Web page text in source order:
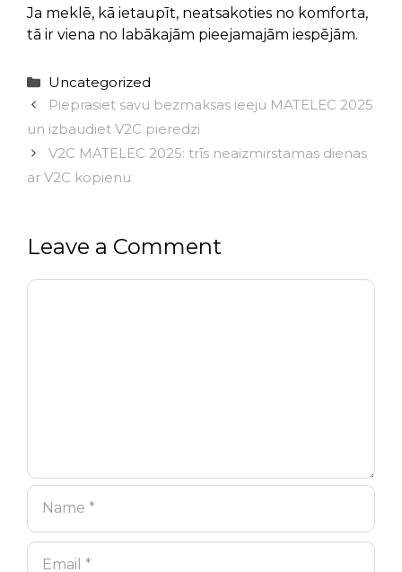
Ja meklē, kā ietaupīt, neatsakoties no komforta,
tā ir viena no labākajām pieejamajām iespējām.
Categories
Uncategorized
Pieprasiet savu bezmaksas ieeju MATELEC 2025
un izbaudiet V2C pieredzi
V2C MATELEC 2025: trīs neaizmirstamas dienas
ar V2C kopienu
Leave a Comment
Comment
Name
Email
Website